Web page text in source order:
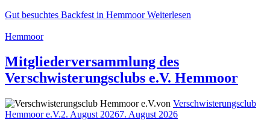
Gut besuchtes Backfest in HemmoorWeiterlesen
Hemmoor
Mitgliederversammlung des
Verschwisterungsclubs e.V. Hemmoor
von Verschwisterungsclub
Hemmoor e.V.2. August 20267. August 2026